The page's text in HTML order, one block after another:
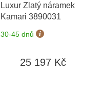
Luxur Zlatý náramek
Kamari 3890031
30-45 dnů
25 197 Kč